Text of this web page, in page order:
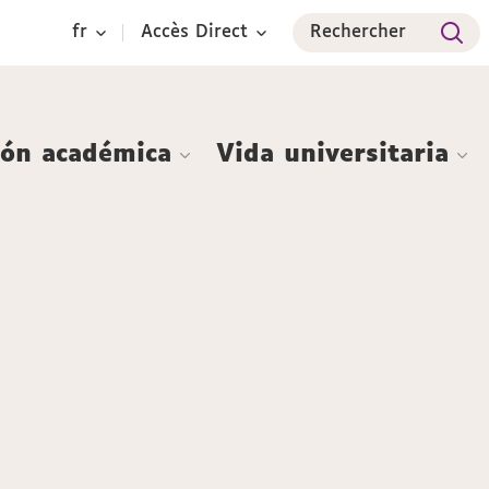
fr Accès Direct Rechercher
académica Vida universitaria